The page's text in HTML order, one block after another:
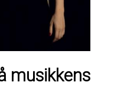
musikkens